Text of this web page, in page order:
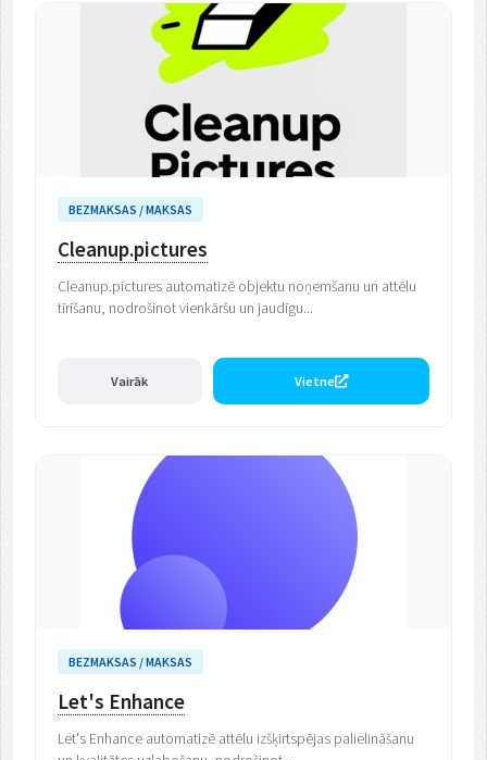
BEZMAKSAS / MAKSAS
Cleanup.pictures
Cleanup.pictures automatizē objektu noņemšanu un attēlu
tīrīšanu, nodrošinot vienkāršu un jaudīgu...
Vairāk Vietne
BEZMAKSAS / MAKSAS
Let's Enhance
Let's Enhance automatizē attēlu izšķirtspējas palielināšanu